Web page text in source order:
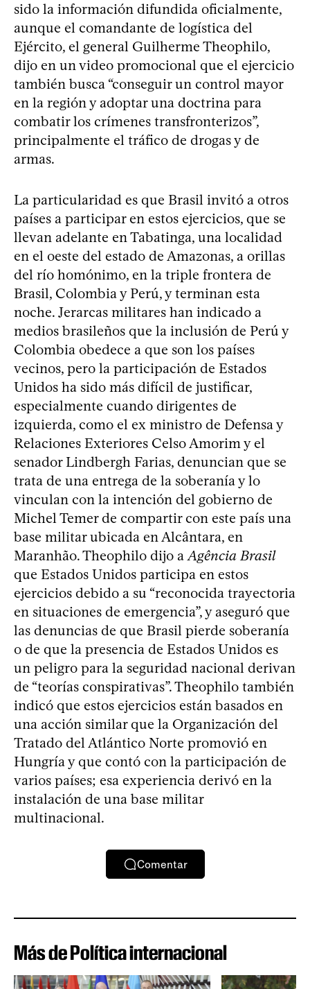
sido la información difundida oficialmente,
aunque el comandante de logística del
Ejército, el general Guilherme Theophilo,
dijo en un video promocional que el ejercicio
también busca “conseguir un control mayor
en la región y adoptar una doctrina para
combatir los crímenes transfronterizos”,
principalmente el tráfico de drogas y de
armas.
La particularidad es que Brasil invitó a otros
países a participar en estos ejercicios, que se
llevan adelante en Tabatinga, una localidad
en el oeste del estado de Amazonas, a orillas
del río homónimo, en la triple frontera de
Brasil, Colombia y Perú, y terminan esta
noche. Jerarcas militares han indicado a
medios brasileños que la inclusión de Perú y
Colombia obedece a que son los países
vecinos, pero la participación de Estados
Unidos ha sido más difícil de justificar,
especialmente cuando dirigentes de
izquierda, como el ex ministro de Defensa y
Relaciones Exteriores Celso Amorim y el
senador Lindbergh Farias, denuncian que se
trata de una entrega de la soberanía y lo
vinculan con la intención del gobierno de
Michel Temer de compartir con este país una
base militar ubicada en Alcântara, en
Maranhão. Theophilo dijo aAgência Brasil
que Estados Unidos participa en estos
ejercicios debido a su “reconocida trayectoria
en situaciones de emergencia”, y aseguró que
las denuncias de que Brasil pierde soberanía
o de que la presencia de Estados Unidos es
un peligro para la seguridad nacional derivan
de “teorías conspirativas”. Theophilo también
indicó que estos ejercicios están basados en
una acción similar que la Organización del
Tratado del Atlántico Norte promovió en
Hungría y que contó con la participación de
varios países; esa experiencia derivó en la
instalación de una base militar
multinacional.
Comentar
Más de Política internacional